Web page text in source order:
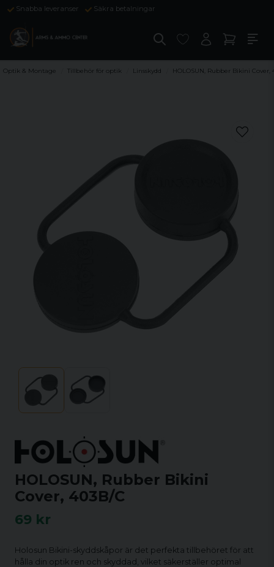
Snabba leveranser Säkra betalningar
Optik & Montage Tillbehör för optik Linsskydd HOLOSUN, Rubber Bikini Cover,
HOLOSUN, Rubber Bikini
Cover, 403B/C
69 kr
Holosun Bikini-skyddskåpor är det perfekta tillbehöret för att
hålla din optik ren och skyddad, vilket säkerställer optimal